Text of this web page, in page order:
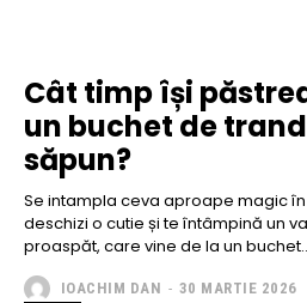
Cât timp își
un buchet de
săpun?
Se intampla ceva aproape magic
deschizi o cutie și te întâmpină un
proaspăt, care vine de la un
IOACHIM DAN - 30 MARTIE 2026